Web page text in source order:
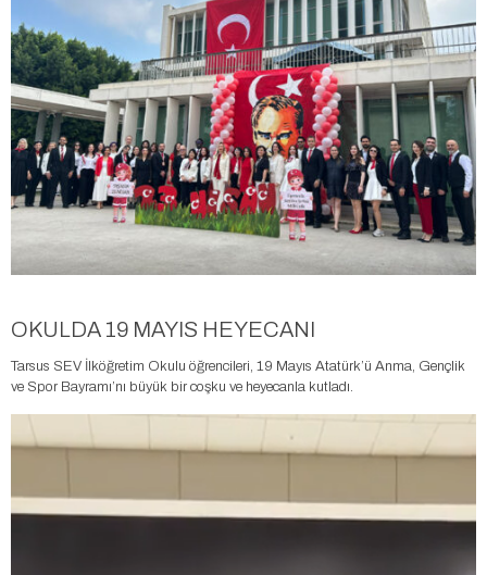
OKULDA 19 MAYIS HEYECANI
Tarsus SEV İlköğretim Okulu öğrencileri, 19 Mayıs Atatürk’ü Anma, Gençlik
ve Spor Bayramı’nı büyük bir coşku ve heyecanla kutladı.